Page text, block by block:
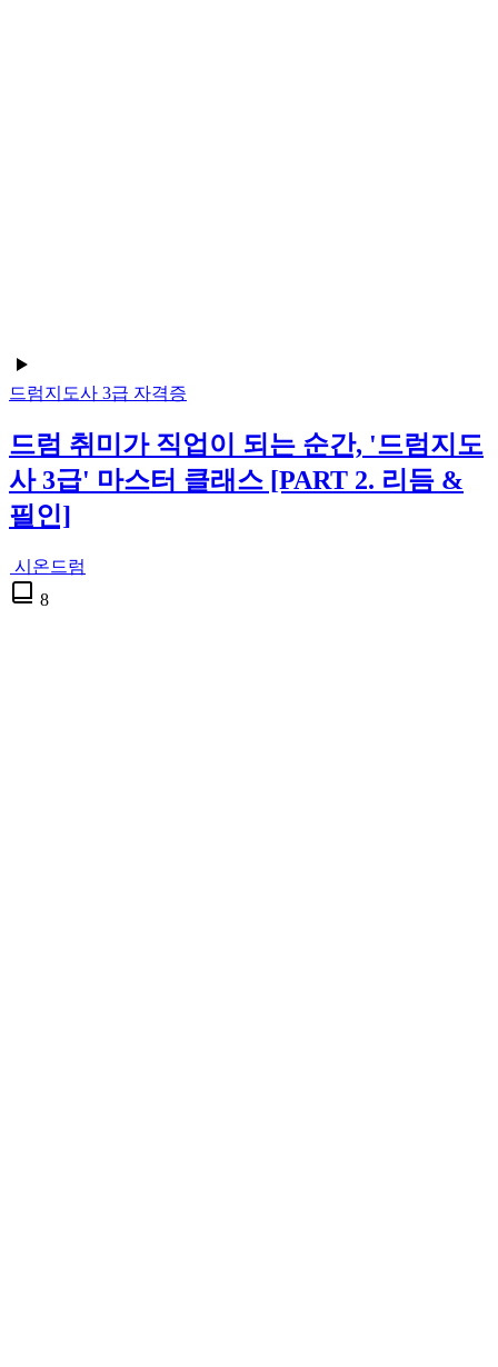
드럼지도사 3급 자격증
드럼 취미가 직업이 되는 순간, '드럼지도
사 3급' 마스터 클래스 [PART 2. 리듬 &
필인]
시온드럼
8